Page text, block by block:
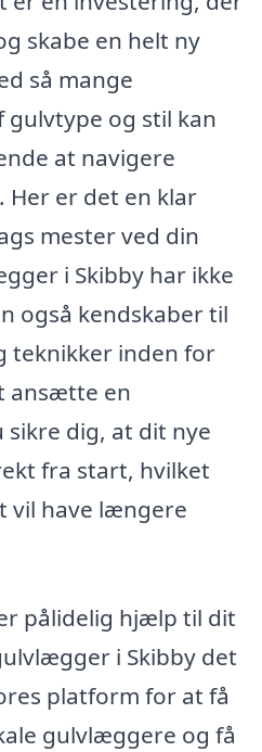
skabe en helt ny
så mange
gulvtype og stil kan
at navigere
Her er det en klar
mester ved din
i Skibby har ikke
også kendskaber til
teknikker inden for
ansætte en
sikre dig, at dit nye
fra start, hvilket
vil have længere
pålidelig hjælp til dit
i Skibby det
platform for at få
gulvlæggere og få